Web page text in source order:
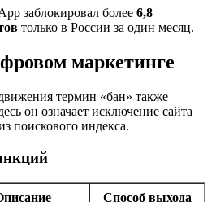
заблокировал более 6,8
только в России за один месяц.
маркетинге
термин «бан» также
он означает исключение сайта
поискового индекса.
Способ выхода